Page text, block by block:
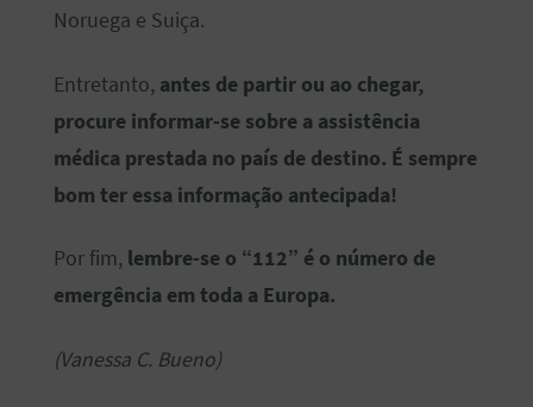
Noruega e Suiça.
Entretanto, antes de partir ou ao chegar,
procure informar-se sobre a assistência
médica prestada no país de destino. É sempre
bom ter essa informação antecipada!
Por fim, lembre-se o “112” é o número de
emergência em toda a Europa.
(Vanessa C. Bueno)